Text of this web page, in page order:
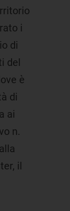
i
di
del
è
di
ai
n.
il